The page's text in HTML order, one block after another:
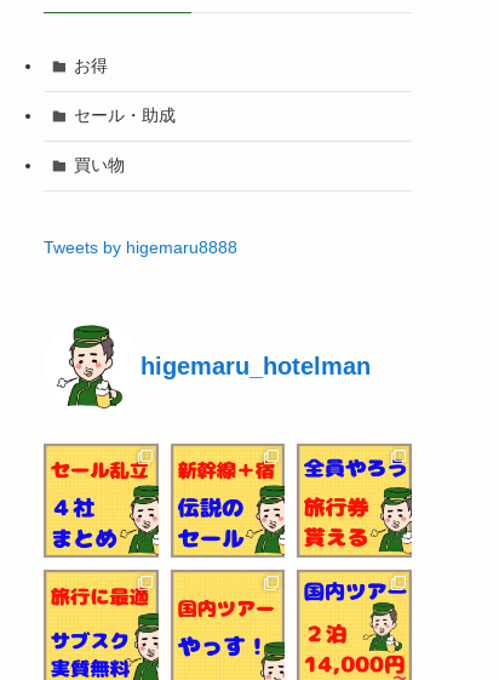
お得
セール・助成
買い物
Tweets by higemaru8888
higemaru_hotelman